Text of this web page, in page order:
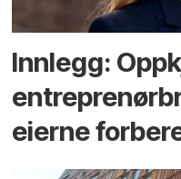
Innlegg:
eierne